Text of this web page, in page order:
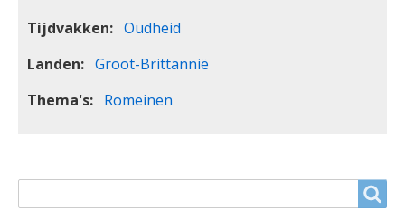
Tijdvakken
Oudheid
Landen
Groot-Brittannië
Thema's
Romeinen